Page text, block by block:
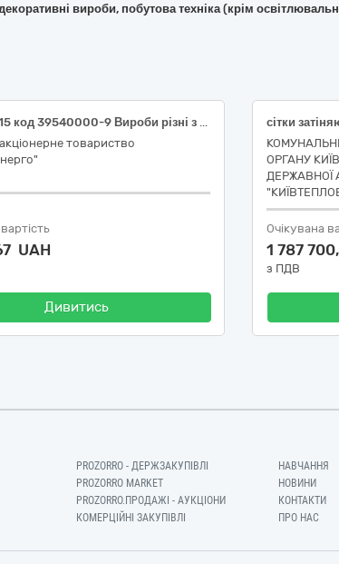
декоративні вироби, побутова техніка (крім
ДК 021:2015 код 39540000-9 Вироби різні з канату, мотузки, шпагату та сітки (Шнур та канат для філії "Дніпровська ГЕС" ПрАТ "Укргідроенерго")
товариство
UAH
Дивитись
сітки
ОРГАНУ
ДЕРЖАВНОЇ
Очікувана
1 787
з ПДВ
PROZORRO - ДЕРЖЗАКУПІВЛІ
PROZORRO MARKET
PROZORRO.ПРОДАЖІ - АУКЦІОНИ
КОМЕРЦІЙНІ ЗАКУПІВЛІ
НАВЧАННЯ
НОВИНИ
КОНТАКТИ
ПРО НАС